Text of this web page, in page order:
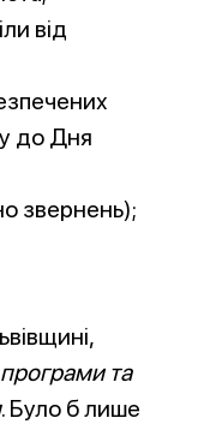
від
до Дня
звернень);
програми та
. Було б лише